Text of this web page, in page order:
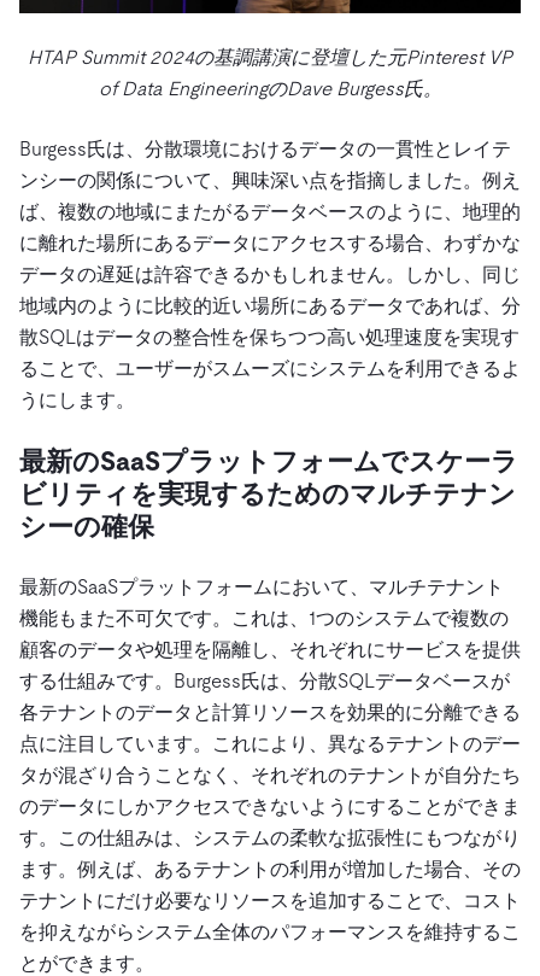
HTAP Summit 2024の基調講演に登壇した元Pinterest VP
of Data EngineeringのDave Burgess氏。
Burgess氏は、分散環境におけるデータの一貫性とレイテ
ンシーの関係について、興味深い点を指摘しました。例え
ば、複数の地域にまたがるデータベースのように、地理的
に離れた場所にあるデータにアクセスする場合、わずかな
データの遅延は許容できるかもしれません。しかし、同じ
地域内のように比較的近い場所にあるデータであれば、分
散SQLはデータの整合性を保ちつつ高い処理速度を実現す
ることで、ユーザーがスムーズにシステムを利用できるよ
うにします。
最新のSaaSプラットフォームでスケーラ
ビリティを実現するためのマルチテナン
シーの確保
最新のSaaSプラットフォームにおいて、マルチテナント
機能もまた不可欠です。これは、1つのシステムで複数の
顧客のデータや処理を隔離し、それぞれにサービスを提供
する仕組みです。Burgess氏は、分散SQLデータベースが
各テナントのデータと計算リソースを効果的に分離できる
点に注目しています。これにより、異なるテナントのデー
タが混ざり合うことなく、それぞれのテナントが自分たち
のデータにしかアクセスできないようにすることができま
す。この仕組みは、システムの柔軟な拡張性にもつながり
ます。例えば、あるテナントの利用が増加した場合、その
テナントにだけ必要なリソースを追加することで、コスト
を抑えながらシステム全体のパフォーマンスを維持するこ
とができます。